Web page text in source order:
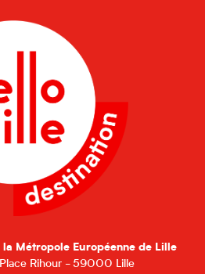
Métropole Européenne de Lille
Place Rihour - 59000 Lille